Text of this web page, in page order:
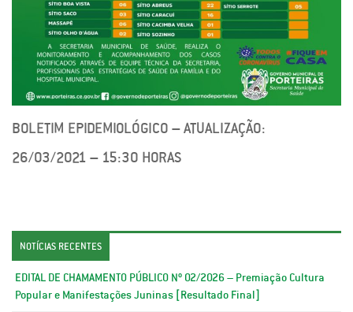
BOLETIM EPIDEMIOLÓGICO – ATUALIZAÇÃO:
26/03/2021 – 15:30 HORAS
NOTÍCIAS RECENTES
EDITAL DE CHAMAMENTO PÚBLICO Nº 02/2026 – Premiação Cultura
Popular e Manifestações Juninas [Resultado Final]